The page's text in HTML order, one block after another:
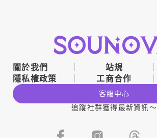
關於我們 站規
隱私權政策
工商合作
客服中心
追蹤社群獲得最新資訊～